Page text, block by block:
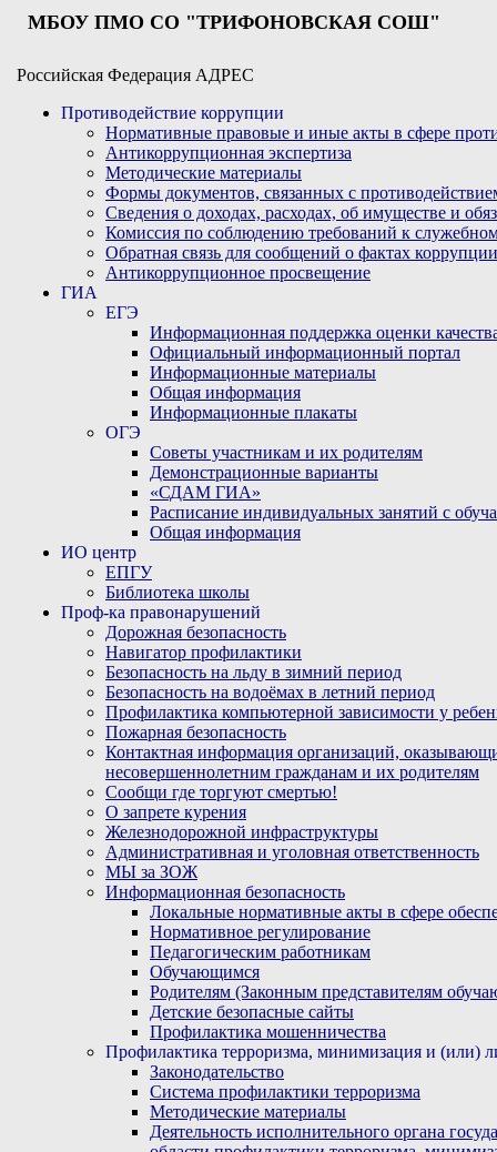
МБОУ ПМО СО "ТРИФОНОВСКАЯ СОШ"
Российская Федерация АДРЕС
Противодействие коррупции
Нормативные правовые и иные акты в сфере
Антикоррупционная экспертиза
Методические материалы
Формы документов, связанных с
Сведения о доходах, расходах, об имуществе и
Комиссия по соблюдению требований к
Обратная связь для сообщений о фактах коррупции
Антикоррупционное просвещение
ГИА
ЕГЭ
Информационная поддержка оценки
Официальный информационный портал
Информационные материалы
Общая информация
Информационные плакаты
ОГЭ
Советы участникам и их родителям
Демонстрационные варианты
«СДАМ ГИА»
Расписание индивидуальных занятий с
Общая информация
ИО центр
ЕПГУ
Библиотека школы
Проф-ка правонарушений
Дорожная безопасность
Навигатор профилактики
Безопасность на льду в зимний период
Безопасность на водоёмах в летний период
Профилактика компьютерной зависимости у
Пожарная безопасность
Контактная информация организаций,
несовершеннолетним гражданам и их родителям
Сообщи где торгуют смертью!
О запрете курения
Железнодорожной инфраструктуры
Административная и уголовная ответственность
МЫ за ЗОЖ
Информационная безопасность
Локальные нормативные акты в сфере
Нормативное регулирование
Педагогическим работникам
Обучающимся
Родителям (Законным представителям
Детские безопасные сайты
Профилактика мошенничества
Профилактика терроризма, минимизация и (или)
Законодательство
Система профилактики терроризма
Методические материалы
Деятельность исполнительного органа